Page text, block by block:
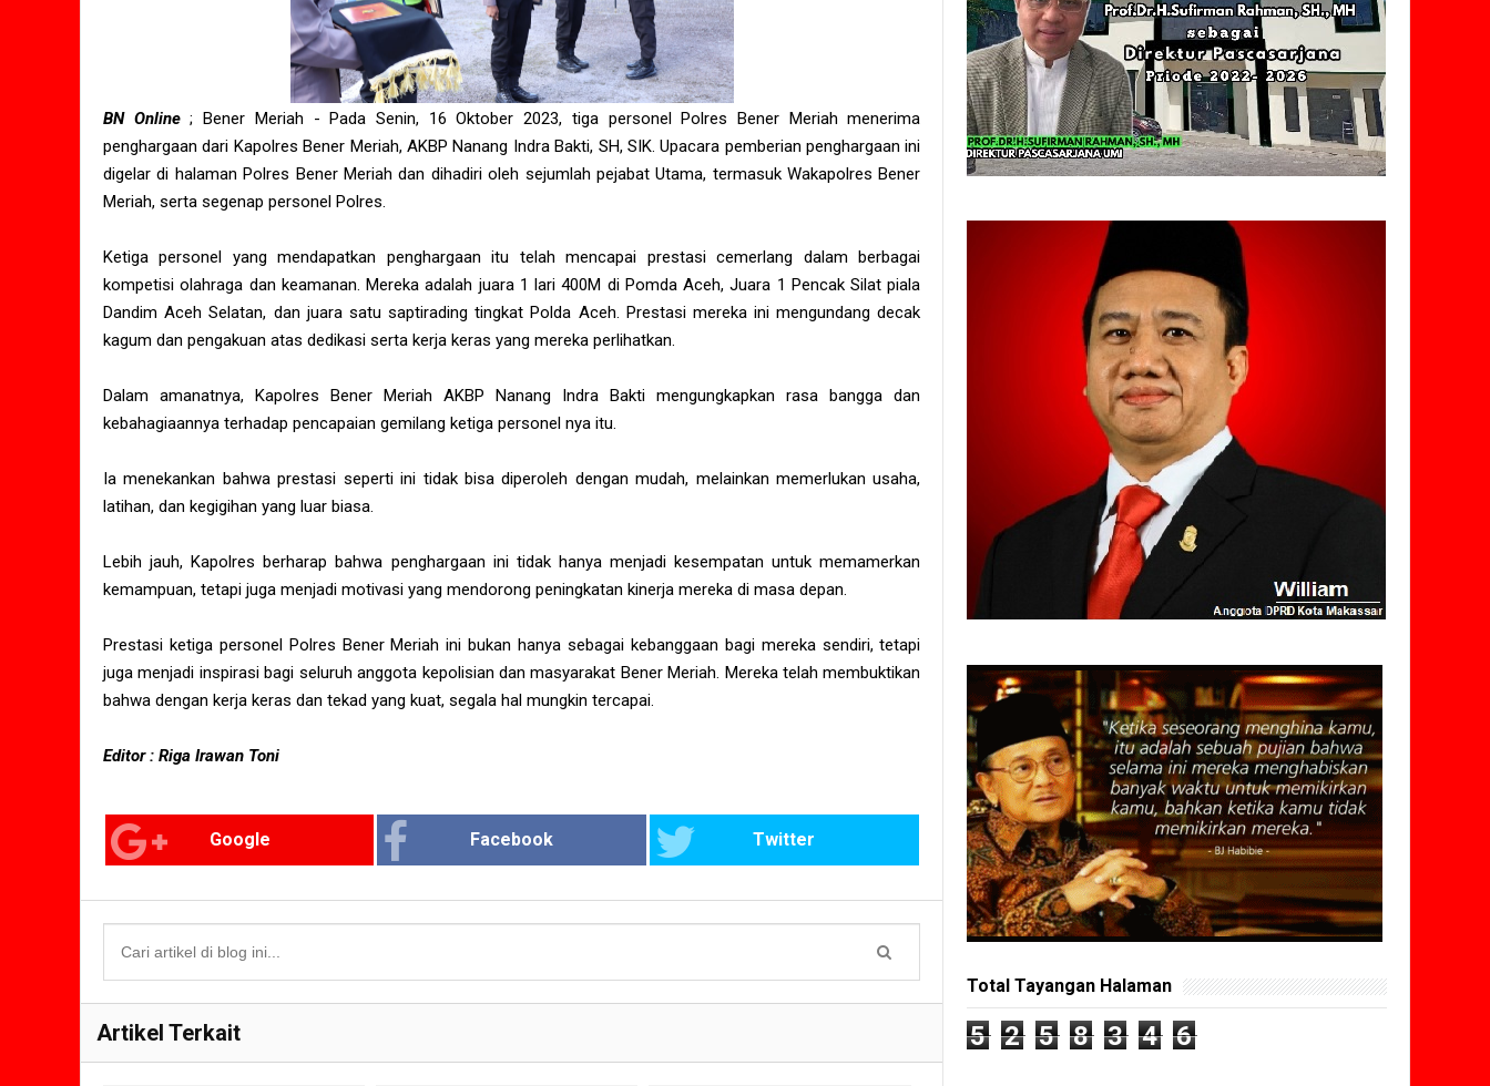
BN Online; Bener Meriah - Pada Senin, 16 Oktober 2023, tiga personel Polres Bener Meriah menerima
penghargaan dari Kapolres Bener Meriah, AKBP Nanang Indra Bakti, SH, SIK. Upacara pemberian penghargaan ini
digelar di halaman Polres Bener Meriah dan dihadiri oleh sejumlah pejabat Utama, termasuk Wakapolres Bener
Meriah, serta segenap personel Polres.
Ketiga personel yang mendapatkan penghargaan itu telah mencapai prestasi cemerlang dalam berbagai
kompetisi olahraga dan keamanan. Mereka adalah juara 1 lari 400M di Pomda Aceh, Juara 1 Pencak Silat piala
Dandim Aceh Selatan, dan juara satu saptirading tingkat Polda Aceh. Prestasi mereka ini mengundang decak
kagum dan pengakuan atas dedikasi serta kerja keras yang mereka perlihatkan.
Dalam amanatnya, Kapolres Bener Meriah AKBP Nanang Indra Bakti mengungkapkan rasa bangga dan
kebahagiaannya terhadap pencapaian gemilang ketiga personel nya itu.
Ia menekankan bahwa prestasi seperti ini tidak bisa diperoleh dengan mudah, melainkan memerlukan usaha,
latihan, dan kegigihan yang luar biasa.
Lebih jauh, Kapolres berharap bahwa penghargaan ini tidak hanya menjadi kesempatan untuk memamerkan
kemampuan, tetapi juga menjadi motivasi yang mendorong peningkatan kinerja mereka di masa depan.
Prestasi ketiga personel Polres Bener Meriah ini bukan hanya sebagai kebanggaan bagi mereka sendiri, tetapi
juga menjadi inspirasi bagi seluruh anggota kepolisian dan masyarakat Bener Meriah. Mereka telah membuktikan
bahwa dengan kerja keras dan tekad yang kuat, segala hal mungkin tercapai.
Editor : Riga Irawan Toni
Google Facebook Twitter
Artikel Terkait
Total Tayangan Halaman
5 2 5 8 3 4 6